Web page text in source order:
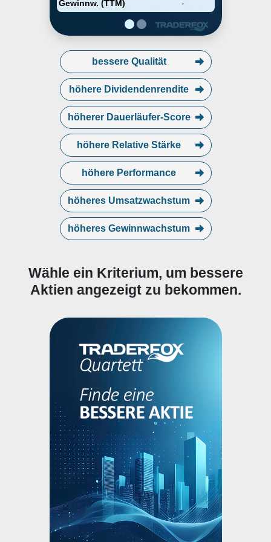
Gewinnw. (TTM)
-
bessere Qualität
höhere Dividendenrendite
höherer Dauerläufer-Score
höhere Relative Stärke
höhere Performance
höheres Umsatzwachstum
höheres Gewinnwachstum
Wähle ein Kriterium, um bessere
Aktien angezeigt zu bekommen.